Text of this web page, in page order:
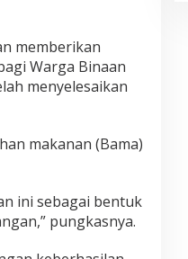
memberikan
Warga Binaan
menyelesaikan
makanan (Bama)
ini sebagai bentuk
pungkasnya.